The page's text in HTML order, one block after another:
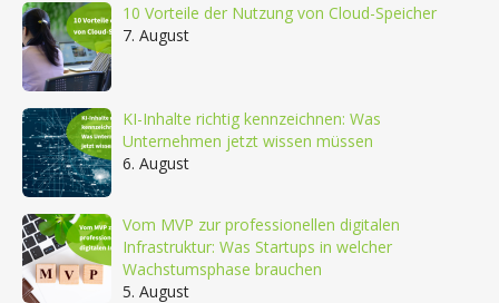
10 Vorteile der Nutzung von Cloud-Speicher
7. August
KI-Inhalte richtig kennzeichnen: Was
Unternehmen jetzt wissen müssen
6. August
Vom MVP zur professionellen digitalen
Infrastruktur: Was Startups in welcher
Wachstumsphase brauchen
5. August